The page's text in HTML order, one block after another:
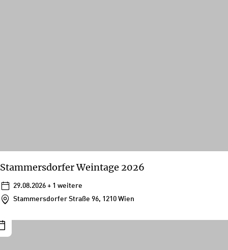
Stammersdorfer Weintage 2026
29.08.2026 + 1 weitere
Stammersdorfer Straße 96, 1210 Wien